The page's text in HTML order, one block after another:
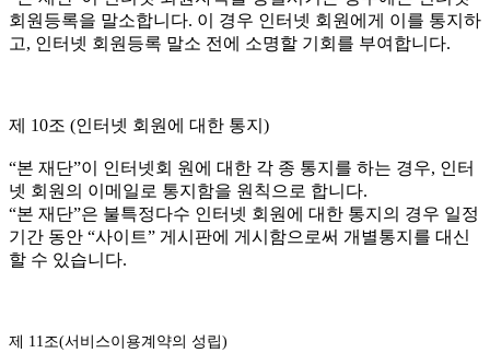
회원등록을 말소합니다. 이 경우 인터넷 회원에게 이를 통지하
고, 인터넷 회원등록 말소 전에 소명할 기회를 부여합니다.
제 10조 (인터넷 회원에 대한 통지)
“본 재단”이 인터넷회 원에 대한 각 종 통지를 하는 경우, 인터
넷 회원의 이메일로 통지함을 원칙으로 합니다.
“본 재단”은 불특정다수 인터넷 회원에 대한 통지의 경우 일정
기간 동안 “사이트” 게시판에 게시함으로써 개별통지를 대신
할 수 있습니다.
제 11조(서비스이용계약의 성립)